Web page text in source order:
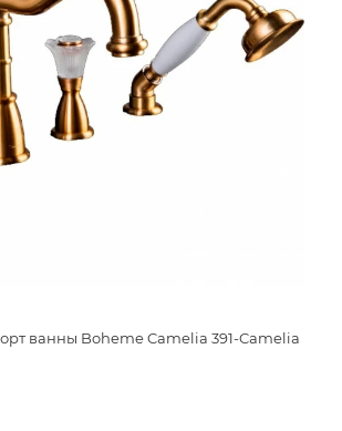
ванны Boheme Camelia 391-Camelia